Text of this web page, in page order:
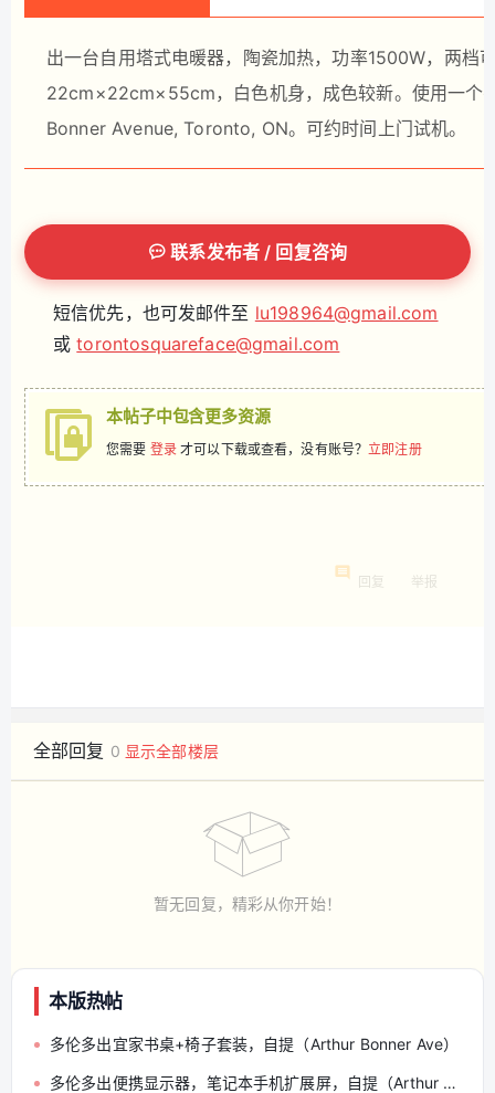
出一台自用塔式电暖器，陶瓷加热，功率1500W，两档
22cm×22cm×55cm，白色机身，成色较新。使用一个
Bonner Avenue, Toronto, ON。可约时间上门试机。
联系发布者 / 回复咨询
短信优先，也可发邮件至 lu198964@gmail.com
或torontosquareface@gmail.com
本帖子中包含更多资源
您需要 登录才可以下载或查看，没有账号？立即注册
回复 举报
全部回复 0 显示全部楼层
暂无回复，精彩从你开始！
本版热帖
多伦多出宜家书桌+椅子套装，自提（Arthur Bonner Ave）
多伦多出便携显示器，笔记本手机扩展屏，自提（Arthur Bonner Ave）